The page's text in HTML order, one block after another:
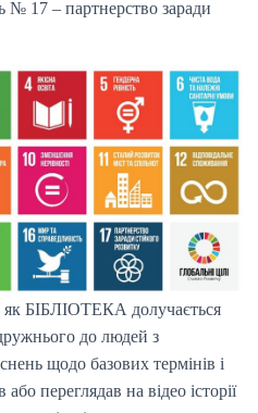
№ 17 – партнерство заради
як БІБЛІОТЕКА долучається
до людей з
щодо базових термінів і
переглядав на відео історії